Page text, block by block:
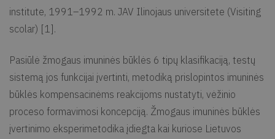
institute, 1991–1992 m. JAV Ilinojaus universitete (Visiting
scolar) [1].
Pasiūlė žmogaus imuninės būklės 6 tipų klasifikaciją, testų
sistemą jos funkcijai įvertinti, metodiką prislopintos imuninės
būklės kompensacinėms reakcijoms nustatyti, vėžinio
proceso formavimosi koncepciją. Žmogaus imuninės būklės
įvertinimo eksperimetodika įdiegta kai kuriose Lietuvos